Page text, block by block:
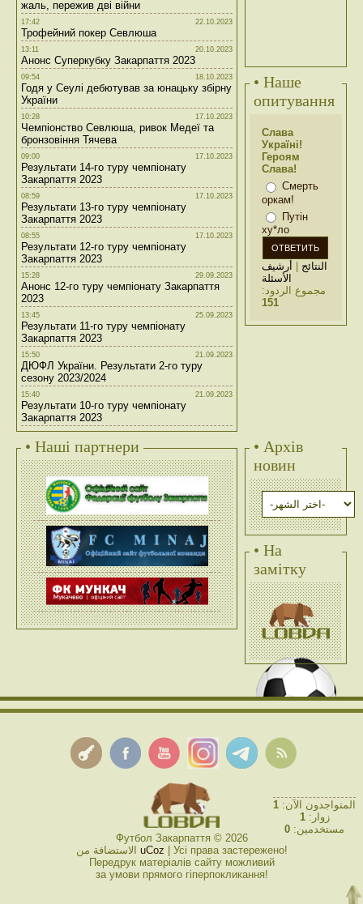
жаль, пережив дві війни
17:42 22.10.2023
Трофейний покер Севлюша
13:11 20.10.2023
Анонс Суперкубку Закарпаття 2023
09:54 18.10.2023
Годя у Сеулі дебютував за юнацьку збірну
України
10:28 17.10.2023
Чемпіонство Севлюша, ривок Медеї та
бронзовіння Тячева
09:00 17.10.2023
Результати 14-го туру чемпіонату
Закарпаття 2023
08:59 17.10.2023
Результати 13-го туру чемпіонату
Закарпаття 2023
08:55 17.10.2023
Результати 12-го туру чемпіонату
Закарпаття 2023
15:28 29.09.2023
Анонс 12-го туру чемпіонату Закарпаття
2023
13:45 25.09.2023
Результати 11-го туру чемпіонату
Закарпаття 2023
15:50 21.09.2023
ДЮФЛ України. Результати 2-го туру
сезону 2023/2024
15:40 21.09.2023
Результати 10-го туру чемпіонату
Закарпаття 2023
• Наше
опитування
Слава
Україні!
Героям
Слава!
Смерть
оркам!
Путін
ху*ло
النتائج | أرشيف
الأسئلة
مجموع الردود:
151
• Наші партнери
• Архів
новин
• На
замітку
Футбол Закарпаття © 2026
uCoz | Усі права застережено!
Передрук матеріалів сайту можливий
за умови прямого гіперпокликання!
المتواجدون الآن: 1
زوار:1
مستخدمين: 0